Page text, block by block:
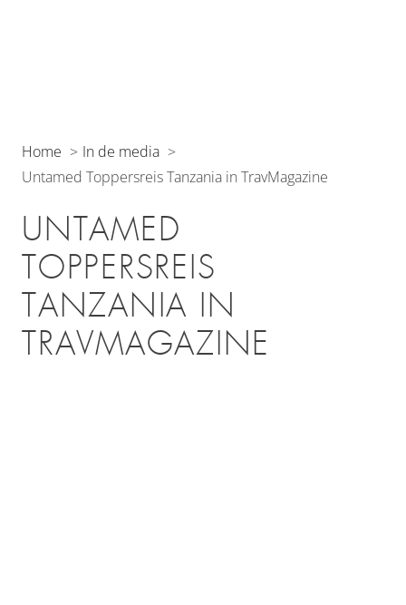
Home
In de media
Untamed Toppersreis Tanzania in TravMagazine
UNTAMED
TOPPERSREIS
TANZANIA IN
TRAVMAGAZINE